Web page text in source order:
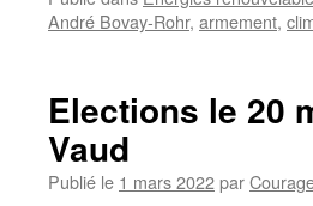
André Bovay-Rohr, armement,
Elections le 20
Vaud
Publié le 1 mars 2022par